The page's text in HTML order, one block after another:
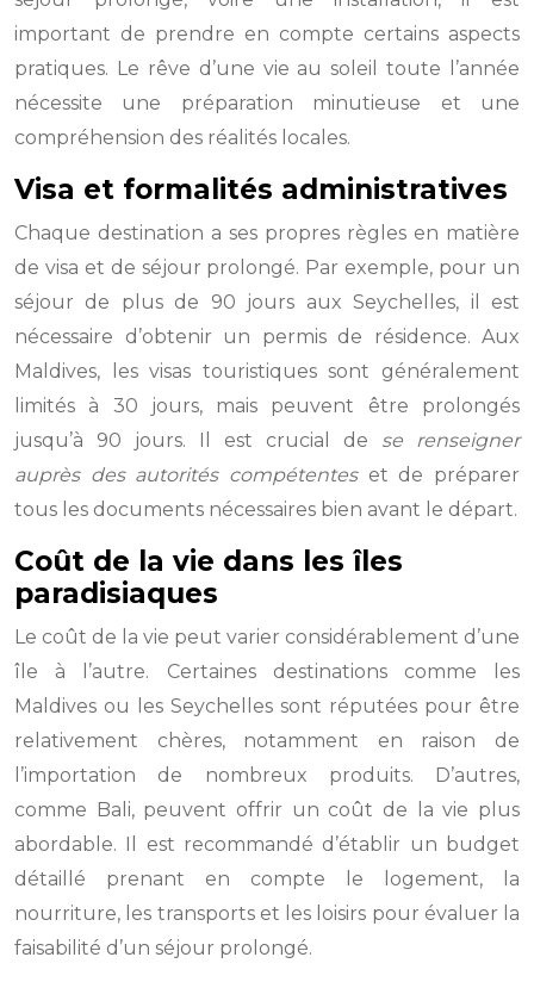
important de prendre en compte certains aspects
pratiques. Le rêve d’une vie au soleil toute l’année
nécessite une préparation minutieuse et une
compréhension des réalités locales.
Visa et formalités administratives
Chaque destination a ses propres règles en matière
de visa et de séjour prolongé. Par exemple, pour un
séjour de plus de 90 jours aux Seychelles, il est
nécessaire d’obtenir un permis de résidence. Aux
Maldives, les visas touristiques sont généralement
limités à 30 jours, mais peuvent être prolongés
jusqu’à 90 jours. Il est crucial de se renseigner
auprès des autorités compétentes et de préparer
tous les documents nécessaires bien avant le départ.
Coût de la vie dans les îles
paradisiaques
Le coût de la vie peut varier considérablement d’une
île à l’autre. Certaines destinations comme les
Maldives ou les Seychelles sont réputées pour être
relativement chères, notamment en raison de
l’importation de nombreux produits. D’autres,
comme Bali, peuvent offrir un coût de la vie plus
abordable. Il est recommandé d’établir un budget
détaillé prenant en compte le logement, la
nourriture, les transports et les loisirs pour évaluer la
faisabilité d’un séjour prolongé.